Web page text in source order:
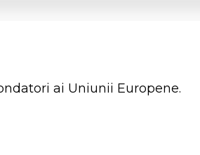
ai Uniunii Europene.